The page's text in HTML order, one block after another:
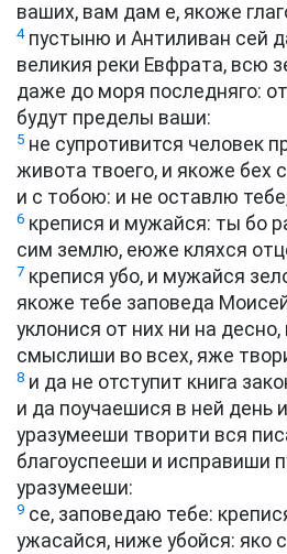
ваших, вам дам е, якоже
4пустыню и Антиливан сей
великия реки Евфрата, всю
даже до моря последняго:
будут пределы ваши:
5 не супротивится человек
живота твоего, и якоже бех
и с тобою: и не оставлю
6 крепися и мужайся: ты бо
сим землю, еюже кляхся
7 крепися убо, и мужайся
якоже тебе заповеда
уклонися от них ни на десно,
смыслиши во всех, яже
8 и да не отступит книга
и да поучаешися в ней день
уразумееши творити вся
благоуспееши и исправиши
уразумееши:
9 се, заповедаю тебе:
ужасайся, ниже убойся: яко